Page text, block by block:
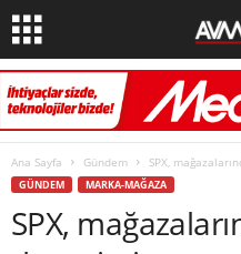
Ana Sayfa Gündem SPX,
GÜNDEM MARKA-MAĞAZA
SPX,